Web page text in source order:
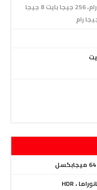
256 جيجا بايت 8 جيجا